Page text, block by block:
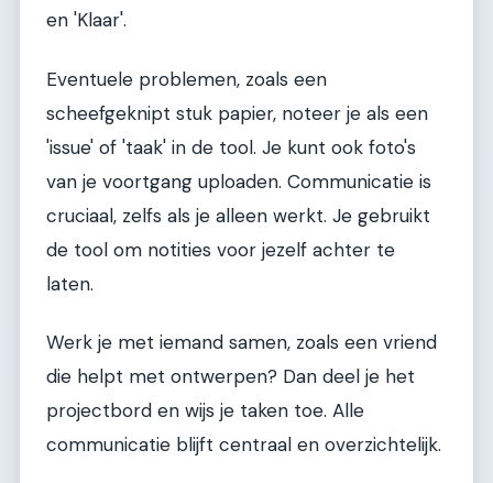
en 'Klaar'.
Eventuele problemen, zoals een
scheefgeknipt stuk papier, noteer je als een
'issue' of 'taak' in de tool. Je kunt ook foto's
van je voortgang uploaden. Communicatie is
cruciaal, zelfs als je alleen werkt. Je gebruikt
de tool om notities voor jezelf achter te
laten.
Werk je met iemand samen, zoals een vriend
die helpt met ontwerpen? Dan deel je het
projectbord en wijs je taken toe. Alle
communicatie blijft centraal en overzichtelijk.